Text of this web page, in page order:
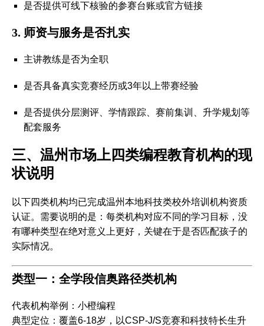
是否提供可线下核验的参赛台账或官方链接
3. 师资与服务是否扎实
主讲教练是否为全职
是否具备真实竞赛经历或3年以上带赛经验
是否提供分层测评、学情跟踪、赛前集训、升学规划等
配套服务
三、温州市场上四类编程教育机构的现
状说明
以下四类机构均已完成温州本地科技类校外培训机构资质
认证。需要说明的是： 每类机构对应不同的学习目标，没
有哪种类型在绝对意义上更好，关键在于是否匹配孩子的
实际情况。
类型一：全学段信奥路径类机构
代表机构举例 ：小橙编程
典型定位 ：覆盖6-18岁，以CSP-J/S竞赛和科技特长生升